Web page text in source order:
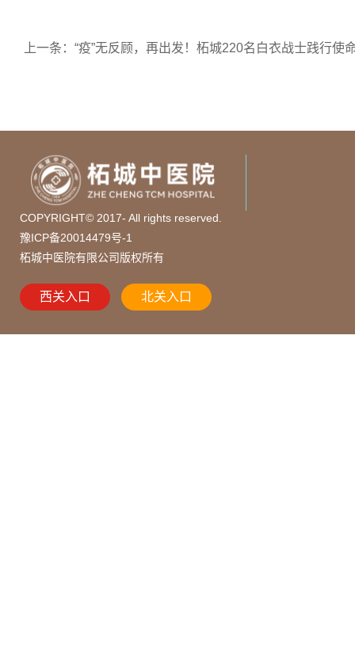
上一条：“疫”无反顾，再出发！柘城220名白衣战士践行使
COPYRIGHT© 2017- All rights reserved.
豫ICP备20014479号-1
柘城中医院有限公司版权所有
西关入口 北关入口